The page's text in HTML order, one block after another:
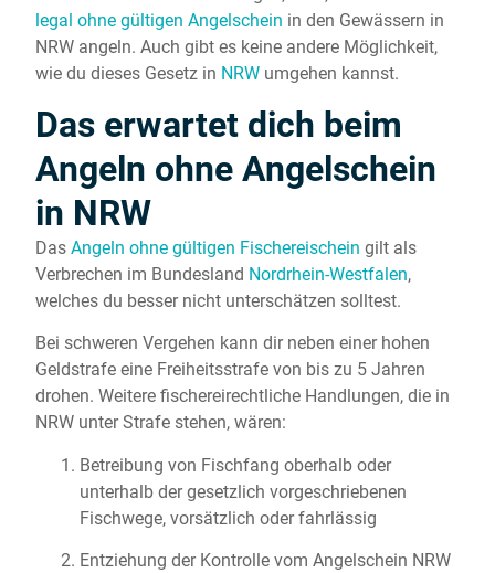
legal ohne gültigen Angelschein in den Gewässern in
NRW angeln. Auch gibt es keine andere Möglichkeit,
wie du dieses Gesetz in NRW umgehen kannst.
Das erwartet dich beim
Angeln ohne Angelschein
in NRW
Das Angeln ohne gültigen Fischereischein gilt als
Verbrechen im Bundesland Nordrhein-Westfalen,
welches du besser nicht unterschätzen solltest.
Bei schweren Vergehen kann dir neben einer hohen
Geldstrafe eine Freiheitsstrafe von bis zu 5 Jahren
drohen. Weitere fischereirechtliche Handlungen, die in
NRW unter Strafe stehen, wären:
Betreibung von Fischfang oberhalb oder
unterhalb der gesetzlich vorgeschriebenen
Fischwege, vorsätzlich oder fahrlässig
Entziehung der Kontrolle vom Angelschein NRW